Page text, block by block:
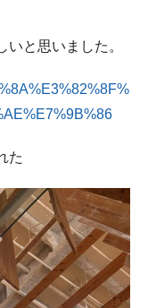
と思いました。
た